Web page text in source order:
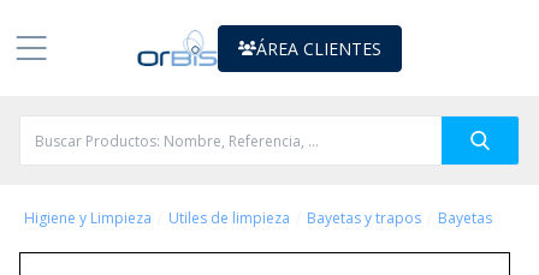
ÁREA CLIENTES
Higiene y Limpieza Utiles de limpieza Bayetas y trapos Bayetas